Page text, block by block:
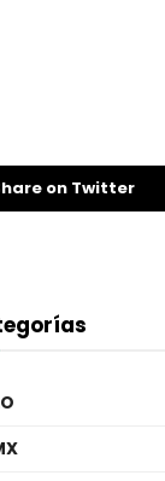
on Twitter